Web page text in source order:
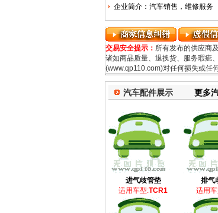
企业简介：汽车销售，维修服务
交易安全提示： 所有发布的供应商
诸如商品质量、退换货、服务瑕疵
(www.qp110.com)对任何损失或任
汽车配件展示 更多
进气歧管垫
适用车型:TCR1
排气
适用